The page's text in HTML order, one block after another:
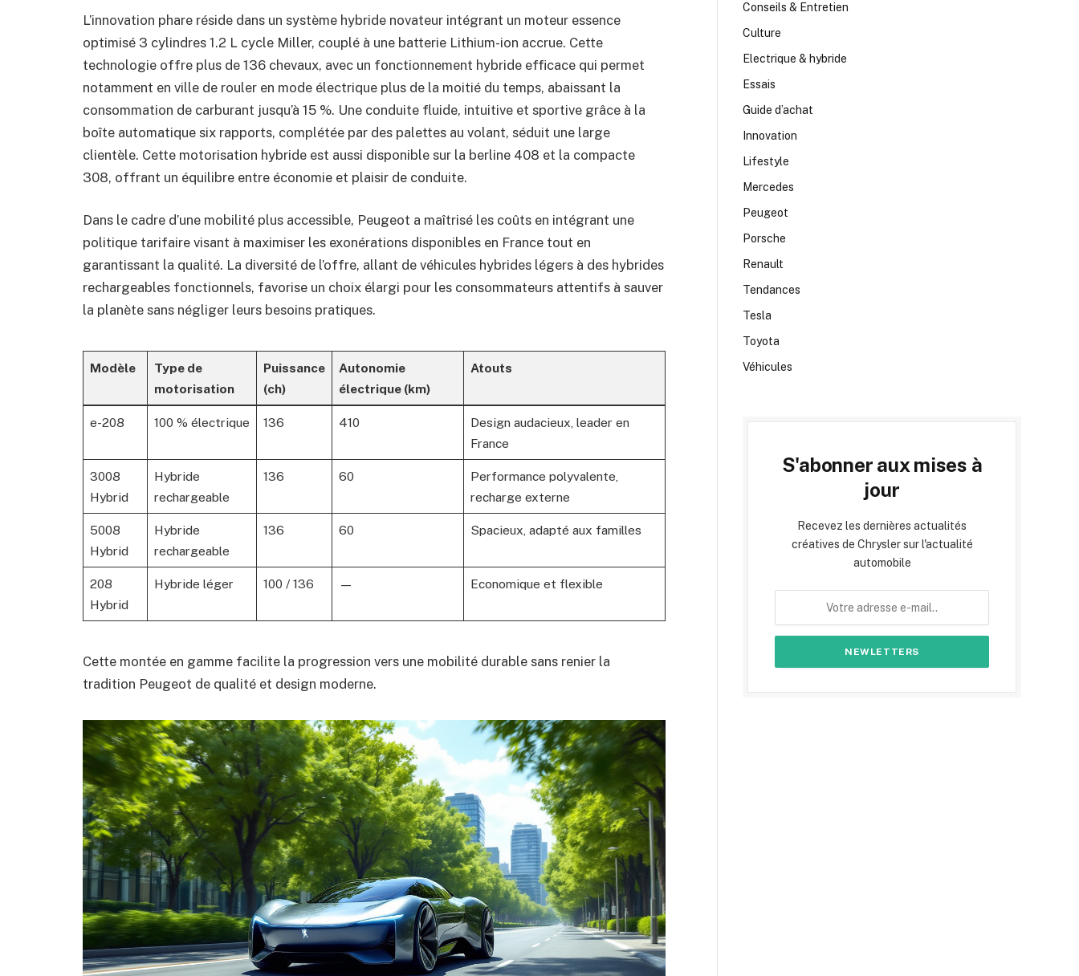
L’innovation phare réside dans un système hybride novateur intégrant un moteur essence
optimisé 3 cylindres 1.2 L cycle Miller, couplé à une batterie Lithium-ion accrue. Cette
technologie offre plus de 136 chevaux, avec un fonctionnement hybride efficace qui permet
notamment en ville de rouler en mode électrique plus de la moitié du temps, abaissant la
consommation de carburant jusqu’à 15 %. Une conduite fluide, intuitive et sportive grâce à la
boîte automatique six rapports, complétée par des palettes au volant, séduit une large
clientèle. Cette motorisation hybride est aussi disponible sur la berline 408 et la compacte
308, offrant un équilibre entre économie et plaisir de conduite.
Dans le cadre d’une mobilité plus accessible, Peugeot a maîtrisé les coûts en intégrant une
politique tarifaire visant à maximiser les exonérations disponibles en France tout en
garantissant la qualité. La diversité de l’offre, allant de véhicules hybrides légers à des hybrides
rechargeables fonctionnels, favorise un choix élargi pour les consommateurs attentifs à sauver
la planète sans négliger leurs besoins pratiques.
Modèle
Type de
motorisation
Puissance
(ch)
Autonomie
électrique (km)
Atouts
e-208 100 % électrique 136 410
Design audacieux, leader en
France
3008
Hybrid
Hybride
rechargeable
136 60
Performance polyvalente,
recharge externe
5008
Hybrid
Hybride
rechargeable
136 60 Spacieux, adapté aux familles
208
Hybrid
Hybride léger 100 / 136 — Economique et flexible
Cette montée en gamme facilite la progression vers une mobilité durable sans renier la
tradition Peugeot de qualité et design moderne.
Conseils & Entretien
Culture
Electrique & hybride
Essais
Guide d’achat
Innovation
Lifestyle
Mercedes
Peugeot
Porsche
Renault
Tendances
Tesla
Toyota
Véhicules
S'abonner aux mises à
jour
Recevez les dernières actualités
créatives de Chrysler sur l'actualité
automobile